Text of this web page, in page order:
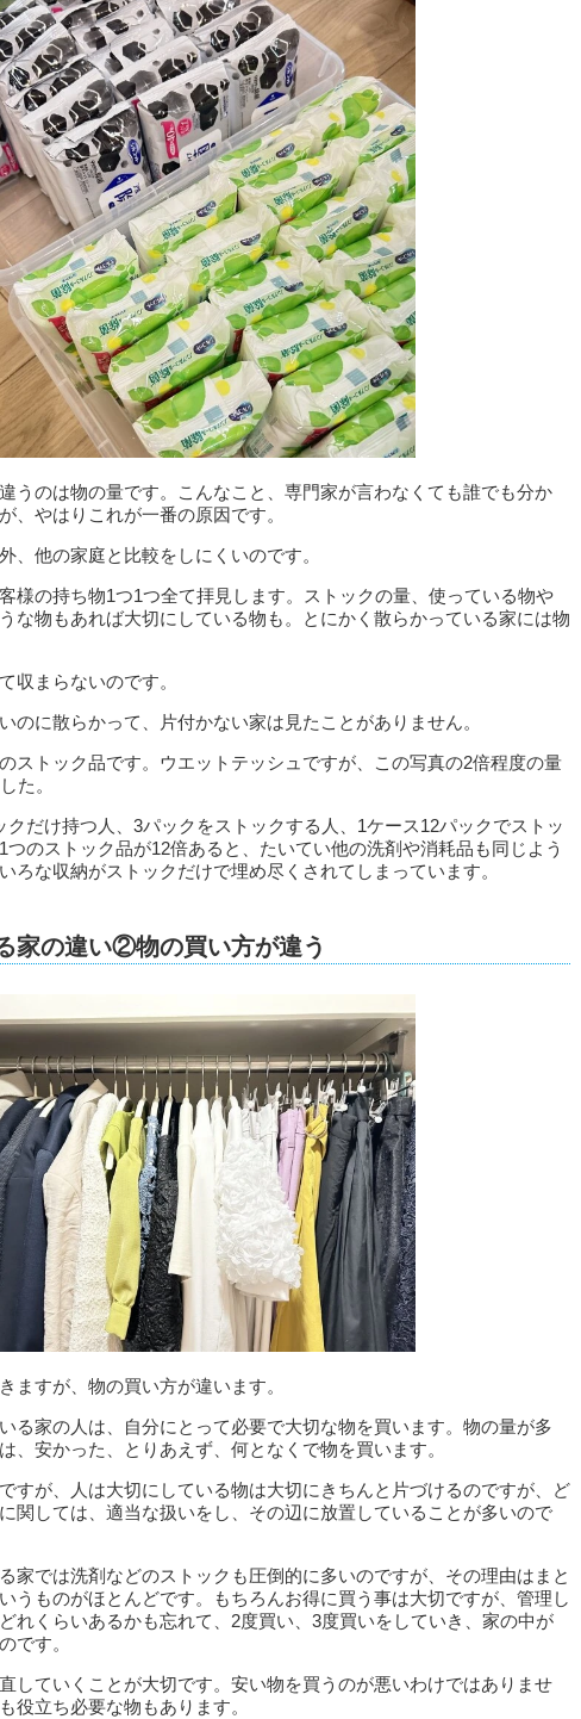
うのは物の量です。こんなこと、専門家が言わなくても誰でも分か
、やはりこれが一番の原因です。
、他の家庭と比較をしにくいのです。
様の持ち物1つ1つ全て拝見します。ストックの量、使っている物や
な物もあれば大切にしている物も。とにかく散らかっている家には物
収まらないのです。
のに散らかって、片付かない家は見たことがありません。
ストック品です。ウエットテッシュですが、この写真の2倍程度の量
た。
だけ持つ人、3パックをストックする人、1ケース12パックでストッ
つのストック品が12倍あると、たいてい他の洗剤や消耗品も同じよう
ろな収納がストックだけで埋め尽くされてしまっています。
家の違い②物の買い方が違う
ますが、物の買い方が違います。
る家の人は、自分にとって必要で大切な物を買います。物の量が多
、安かった、とりあえず、何となくで物を買います。
すが、人は大切にしている物は大切にきちんと片づけるのですが、ど
関しては、適当な扱いをし、その辺に放置していることが多いので
家では洗剤などのストックも圧倒的に多いのですが、その理由はまと
うものがほとんどです。もちろんお得に買う事は大切ですが、管理し
れくらいあるかも忘れて、2度買い、3度買いをしていき、家の中が
です。
していくことが大切です。安い物を買うのが悪いわけではありませ
役立ち必要な物もあります。